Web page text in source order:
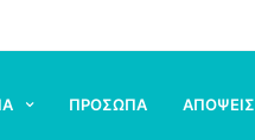
ΠΡΟΣΩΠΑ ΑΠΟΨΕΙΣ